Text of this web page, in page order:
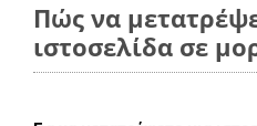
Πώς να
ιστοσελίδα σε